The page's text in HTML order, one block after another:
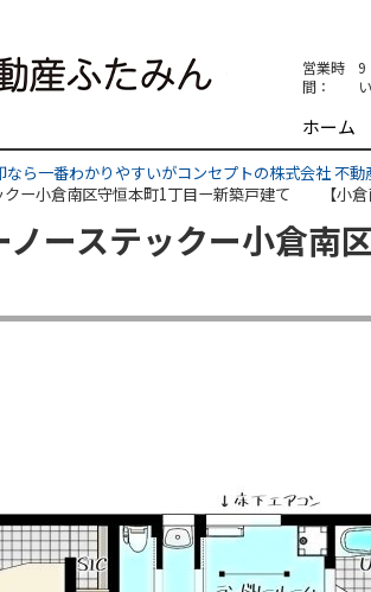
営業時
間：
9
ホーム
ら一番わかりやすいがコンセプトの株式会社 不動
ー小倉南区守恒本町1丁目ー新築戸建て 【小倉
ーステックー小倉